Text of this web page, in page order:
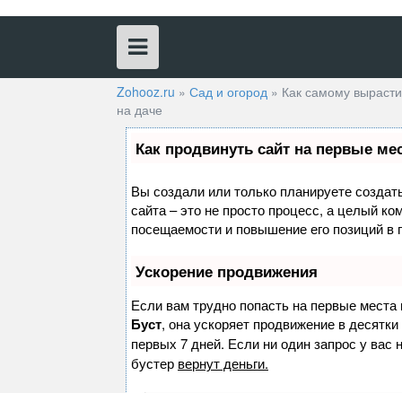
Zohooz.ru » Сад и огород » Как самому
на даче
Как продвинуть сайт на первые
Вы создали или только планируете
сайта – это не просто процесс, а целый
посещаемости и повышение его позиций в
Ускорение продвижения
Если вам трудно попасть на первые
Буст, она ускоряет продвижение в
первых 7 дней. Если ни один запрос у вас
бустер вернут деньги.